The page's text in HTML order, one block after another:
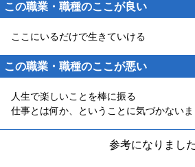
この職業・職種のここが良い
ここにいるだけで生きていける
この職業・職種のここが悪い
人生で楽しいことを棒に振る
仕事とは何か、ということに気づかない
参考になりまし